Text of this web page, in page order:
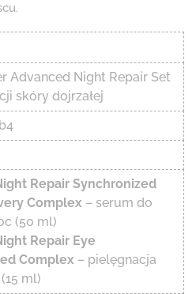
Advanced Night Repair Set
skóry dojrzałej
Repair Synchronized
Complex – serum do
(50 ml)
Repair Eye
Complex – pielęgnacja
ml)